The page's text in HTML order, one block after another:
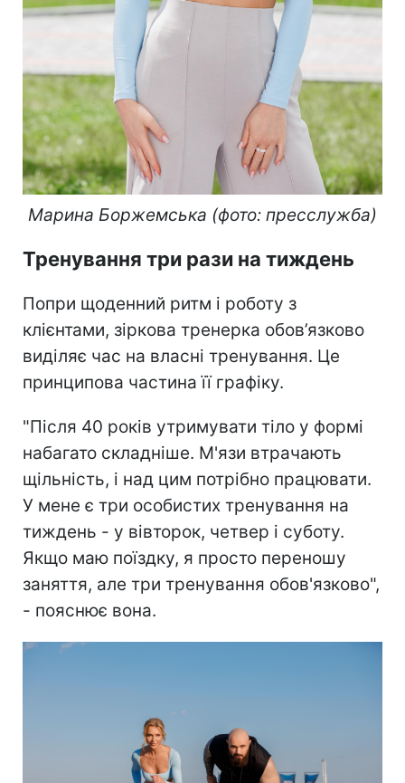
Марина Боржемська (фото: пресслужба)
Тренування три рази на тиждень
Попри щоденний ритм і роботу з
клієнтами, зіркова тренерка обов’язково
виділяє час на власні тренування. Це
принципова частина її графіку.
"Після 40 років утримувати тіло у формі
набагато складніше. М'язи втрачають
щільність, і над цим потрібно працювати.
У мене є три особистих тренування на
тиждень - у вівторок, четвер і суботу.
Якщо маю поїздку, я просто переношу
заняття, але три тренування обов'язково",
- пояснює вона.